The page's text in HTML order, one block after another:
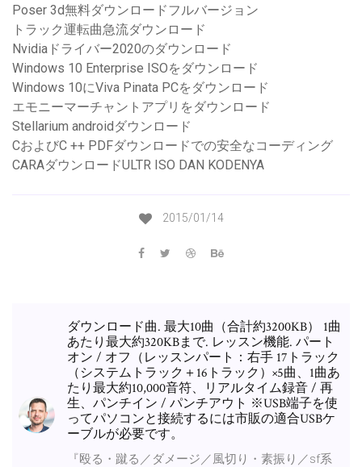
Poser 3d無料ダウンロードフルバージョン
トラック運転曲急流ダウンロード
Nvidiaドライバー2020のダウンロード
Windows 10 Enterprise ISOをダウンロード
Windows 10にViva Pinata PCをダウンロード
エモニーマーチャントアプリをダウンロード
Stellarium androidダウンロード
CおよびC ++ PDFダウンロードでの安全なコーディング
CARAダウンロードULTR ISO DAN KODENYA
2015/01/14
ダウンロード曲. 最大10曲（合計約3200KB） 1曲
あたり最大約320KBまで. レッスン機能. パート
オン / オフ（レッスンパート：右手 17トラック
（システムトラック＋16トラック）×5曲、1曲あ
たり最大約10,000音符、リアルタイム録音 / 再
生、パンチイン / パンチアウト ※USB端子を使
ってパソコンと接続するには市販の適合USBケ
ーブルが必要です。
『殴る・蹴る／ダメージ／風切り・素振り／sf系